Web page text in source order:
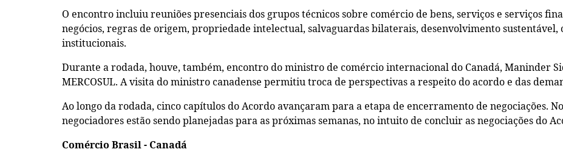
O encontro incluiu reuniões presenciais dos grupos técnicos sobre comércio de bens, serviços e serviços
negócios, regras de origem, propriedade intelectual, salvaguardas bilaterais, desenvolvimento sustentável,
institucionais.
Durante a rodada, houve, também, encontro do ministro de comércio internacional do Canadá, Maninder
MERCOSUL. A visita do ministro canadense permitiu troca de perspectivas a respeito do acordo e das
Ao longo da rodada, cinco capítulos do Acordo avançaram para a etapa de encerramento de negociações.
negociadores estão sendo planejadas para as próximas semanas, no intuito de concluir as negociações do
Comércio Brasil - Canadá